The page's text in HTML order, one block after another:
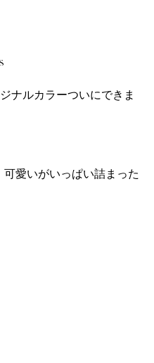
ナルカラーついにできま
愛いがいっぱい詰まった